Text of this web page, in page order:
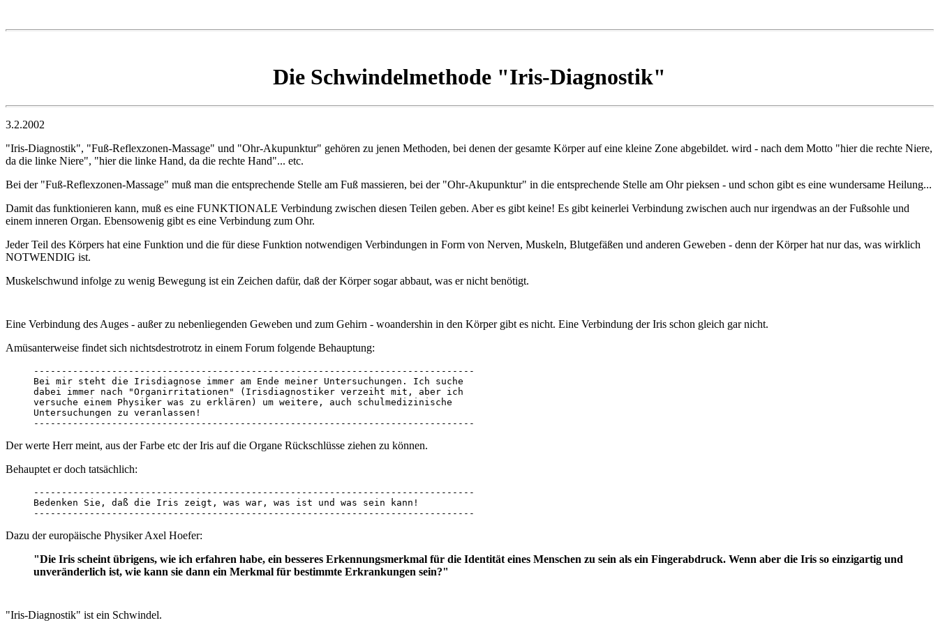
Die Schwindelmethode "Iris-Diagnostik"
3.2.2002
"Iris-Diagnostik", "Fuß-Reflexzonen-Massage" und "Ohr-Akupunktur" gehören zu jenen Methoden, bei denen der gesamte Körper auf eine kleine Zone abgebildet. wird - nach dem Motto "hier die rechte Niere,
da die linke Niere", "hier die linke Hand, da die rechte Hand"... etc.
Bei der "Fuß-Reflexzonen-Massage" muß man die entsprechende Stelle am Fuß massieren, bei der "Ohr-Akupunktur" in die entsprechende Stelle am Ohr pieksen - und schon gibt es eine wundersame Heilung...
Damit das funktionieren kann, muß es eine FUNKTIONALE Verbindung zwischen diesen Teilen geben. Aber es gibt keine! Es gibt keinerlei Verbindung zwischen auch nur irgendwas an der Fußsohle und
einem inneren Organ. Ebensowenig gibt es eine Verbindung zum Ohr.
Jeder Teil des Körpers hat eine Funktion und die für diese Funktion notwendigen Verbindungen in Form von Nerven, Muskeln, Blutgefäßen und anderen Geweben - denn der Körper hat nur das, was wirklich
NOTWENDIG ist.
Muskelschwund infolge zu wenig Bewegung ist ein Zeichen dafür, daß der Körper sogar abbaut, was er nicht benötigt.
Eine Verbindung des Auges - außer zu nebenliegenden Geweben und zum Gehirn - woandershin in den Körper gibt es nicht. Eine Verbindung der Iris schon gleich gar nicht.
Amüsanterweise findet sich nichtsdestrotrotz in einem Forum folgende Behauptung:
-------------------------------------------------------------------------------
Bei mir steht die Irisdiagnose immer am Ende meiner Untersuchungen. Ich suche
dabei immer nach "Organirritationen" (Irisdiagnostiker verzeiht mit, aber ich
versuche einem Physiker was zu erklären) um weitere, auch schulmedizinische
Untersuchungen zu veranlassen!
-------------------------------------------------------------------------------
Der werte Herr meint, aus der Farbe etc der Iris auf die Organe Rückschlüsse ziehen zu können.
Behauptet er doch tatsächlich:
-------------------------------------------------------------------------------
Bedenken Sie, daß die Iris zeigt, was war, was ist und was sein kann!
-------------------------------------------------------------------------------
Dazu der europäische Physiker Axel Hoefer:
"Die Iris scheint übrigens, wie ich erfahren habe, ein besseres Erkennungsmerkmal für die Identität eines Menschen zu sein als ein Fingerabdruck. Wenn aber die Iris so einzigartig und
unveränderlich ist, wie kann sie dann ein Merkmal für bestimmte Erkrankungen sein?"
"Iris-Diagnostik" ist ein Schwindel.